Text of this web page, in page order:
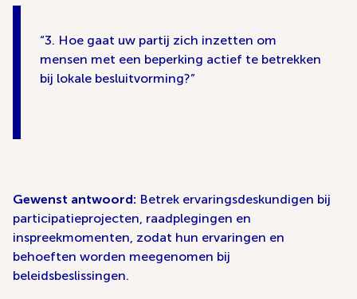
3. Hoe gaat uw partij zich inzetten om
mensen met een beperking actief te betrekken
bij lokale besluitvorming?
Gewenst antwoord: Betrek ervaringsdeskundigen bij
participatieprojecten, raadplegingen en
inspreekmomenten, zodat hun ervaringen en
behoeften worden meegenomen bij
beleidsbeslissingen.